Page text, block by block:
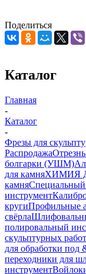
Поделиться
Каталог
Главная
-
Каталог
-
Фрезы для
Распродажа
болгарки (УШМ)
для камняХИМИЯ
камня
инструмент
кругиПрофильные
свёрла
полировальный
скульптурных работ
для обработки под
переходники для
инструмент